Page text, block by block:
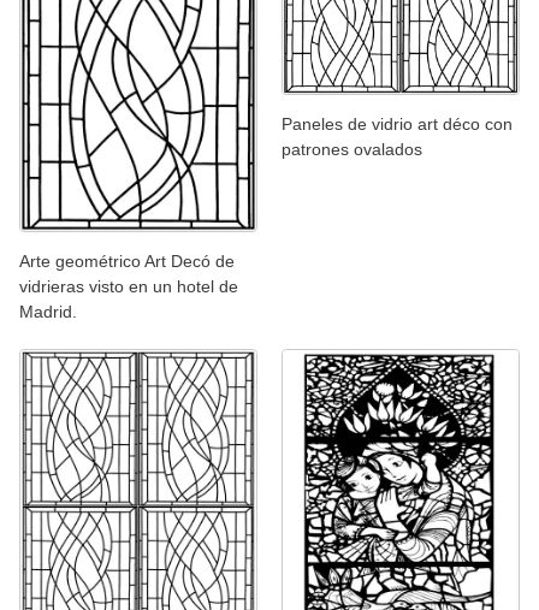
Arte geométrico Art Decó de
vidrieras visto en un hotel de
Madrid.
Paneles de vidrio art déco con
patrones ovalados